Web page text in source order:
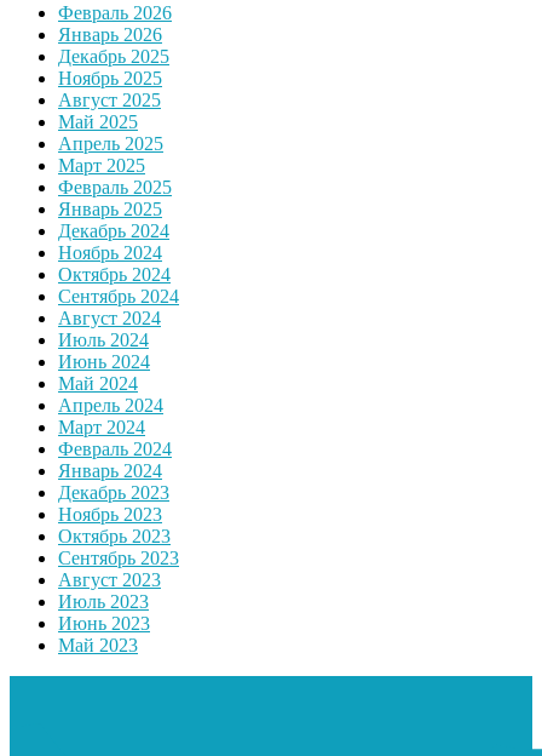
Февраль 2026
Январь 2026
Декабрь 2025
Ноябрь 2025
Август 2025
Май 2025
Апрель 2025
Март 2025
Февраль 2025
Январь 2025
Декабрь 2024
Ноябрь 2024
Октябрь 2024
Сентябрь 2024
Август 2024
Июль 2024
Июнь 2024
Май 2024
Апрель 2024
Март 2024
Февраль 2024
Январь 2024
Декабрь 2023
Ноябрь 2023
Октябрь 2023
Сентябрь 2023
Август 2023
Июль 2023
Июнь 2023
Май 2023